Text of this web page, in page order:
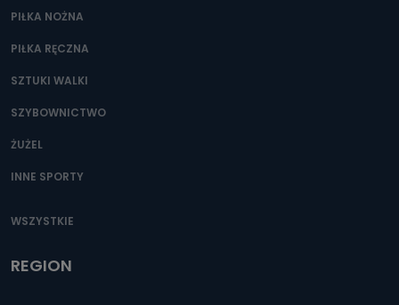
PIŁKA NOŻNA
PIŁKA RĘCZNA
SZTUKI WALKI
SZYBOWNICTWO
ŻUŻEL
INNE SPORTY
WSZYSTKIE
REGION